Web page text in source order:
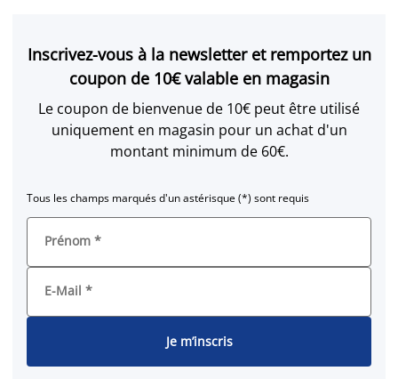
Inscrivez-vous à la newsletter et remportez un
coupon de 10€ valable en magasin
Le coupon de bienvenue de 10€ peut être utilisé
uniquement en magasin pour un achat d'un
montant minimum de 60€.
Tous les champs marqués d'un astérisque (*) sont requis
Prénom *
E-Mail *
Je m’inscris